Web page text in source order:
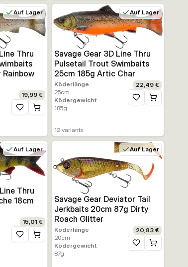
Auf Lager
Thru
Rainbow
19,99 €
Zur Wunschliste hinzufügen
Auf Lager
Savage Gear 3D Line Thru
Pulsetail Trout Swimbaits
25cm 185g Artic Char
Köderlänge
25cm
Ködergewicht
185g
22,49 €
Zur Wunschliste
12variants
Auf Lager
Thru
18cm
15,01 €
Zur Wunschliste hinzufügen
Auf Lager
Savage Gear Deviator Tail
Jerkbaits 20cm 87g Dirty
Roach Glitter
Köderlänge
20cm
Ködergewicht
87g
20,83 €
Zur Wunschliste